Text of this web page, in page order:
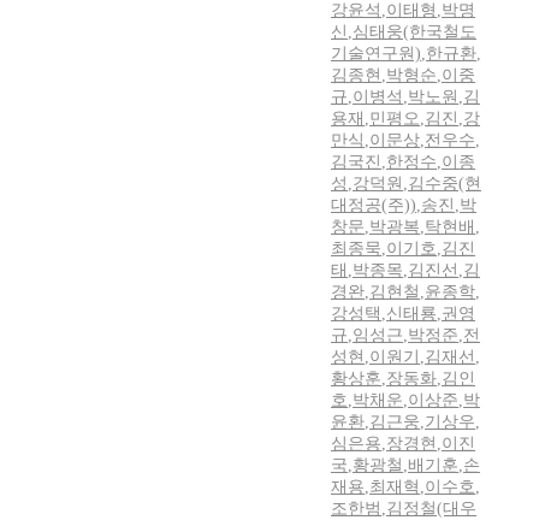
강윤석 ,이태형 ,박명
신 ,심태웅(한국철도
기술연구원),한규환,
김종현 ,박형순,이중
규,이병석 ,박노원 ,김
용재 ,민평오,김진 ,강
만식 ,이문상,전우수,
김국진 ,한정수,이종
성 ,강덕원 ,김수중(현
대정공(주)),송진 ,박
창문,박광복,탁현배 ,
최종묵,이기호,김진
태 ,박종목,김진선 ,김
경완,김현철 ,윤종학,
강성택 ,신태룡,권영
규,임성근,박정준,전
성현 ,이원기 ,김재선 ,
황상훈,장동화,김인
호,박채운,이상준,박
윤환,김근웅,기상우,
심은용,장경현 ,이진
국,황광철 ,배기훈,손
재용,최재혁 ,이수호,
조한범 ,김정철(대우